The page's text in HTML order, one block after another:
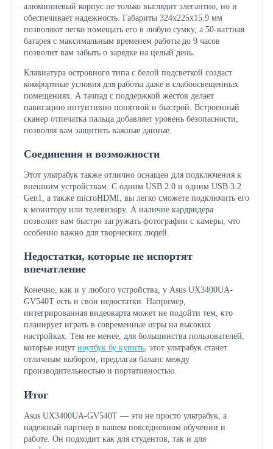
алюминиевый корпус не только выглядит элегантно, но и
обеспечивает надежность. Габариты 324x225x15.9 мм
позволяют легко помещать его в любую сумку, а 50-ваттная
батарея с максимальным временем работы до 9 часов
позволит вам забыть о зарядке на целый день.
Клавиатура островного типа с белой подсветкой создаст
комфортные условия для работы даже в слабоосвещенных
помещениях. А тачпад с поддержкой жестов делает
навигацию интуитивно понятной и быстрой. Встроенный
сканер отпечатка пальца добавляет уровень безопасности,
позволяя вам защитить важные данные.
Соединения и возможности
Этот ультрабук также отлично оснащен для подключения к
внешним устройствам. С одним USB 2.0 и одним USB 3.2
Gen1, а также microHDMI, вы легко сможете подключить его
к монитору или телевизору. А наличие кардридера
позволит вам быстро загружать фотографии с камеры, что
особенно важно для творческих людей.
Недостатки, которые не испортят
впечатление
Конечно, как и у любого устройства, у Asus UX3400UA-
GV540T есть и свои недостатки. Например,
интегрированная видеокарта может не подойти тем, кто
планирует играть в современные игры на высоких
настройках. Тем не менее, для большинства пользователей,
которые ищут ноутбук бу купить, этот ультрабук станет
отличным выбором, предлагая баланс между
производительностью и портативностью.
Итог
Asus UX3400UA-GV540T — это не просто ультрабук, а
надежный партнер в вашем повседневном обучении и
работе. Он подходит как для студентов, так и для